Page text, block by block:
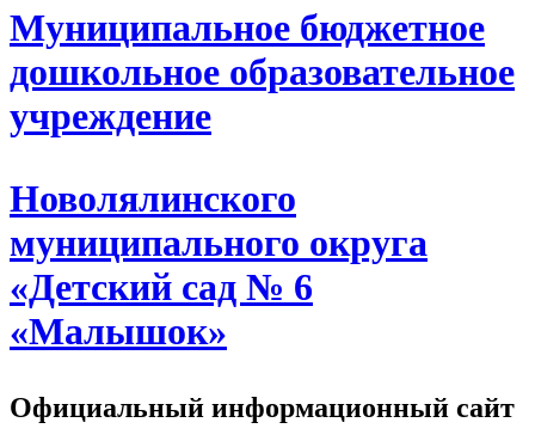
Муниципальное бюджетное
дошкольное образовательное
учреждение
Новолялинского
муниципального округа
«Детский сад № 6
«Малышок»
Официальный информационный сайт